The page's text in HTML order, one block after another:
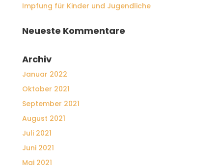
Impfung für Kinder und Jugendliche
Neueste Kommentare
Archiv
Januar 2022
Oktober 2021
September 2021
August 2021
Juli 2021
Juni 2021
Mai 2021